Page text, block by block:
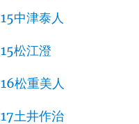
15中津泰人
15松江澄
16松重美人
17土井作治